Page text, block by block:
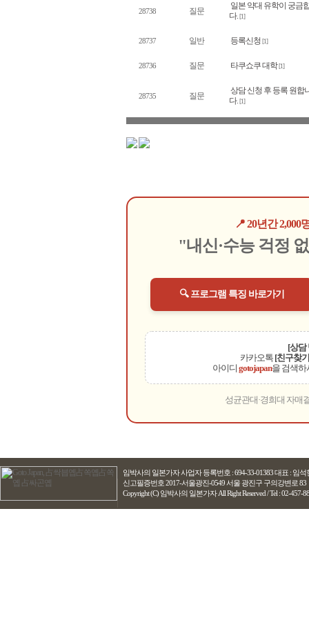
28738 질문
일본 약대 유학이 궁금
다. [1]
28737 일반 등록신청 [1]
28736 질문 타쿠쇼쿠 대학 [1]
28735 질문
상담 신청 후 등록 원합
다. [1]
📍 20년간 2,000
"내신·수능 걱정
🔍 프로그램 특징 바로가기
[상담
카카오톡 [친구찾
아이디 gotojapan을 검색하
성균관대·경희대 자매
임박사의 일본가자사업자 등록번호 : 694-33-01383 대표 : 임
신고필증번호 2017-서울광진-0549 서울 광진구 구의강변로 83
Copyright (C) 임박사의 일본가자 All Right Reserved / Tel : 02-457-